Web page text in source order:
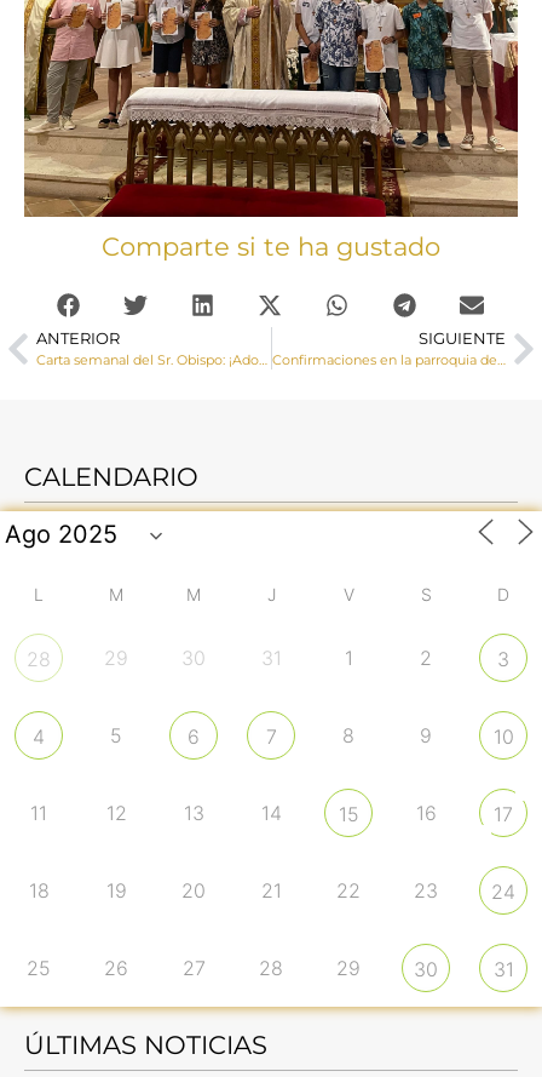
Comparte si te ha gustado
ANTERIOR
Carta semanal del Sr. Obispo: ¡Adorable misterio de amor y comunión!
SIGUIENTE
Confirmaciones en la parroquia de Mota del Cuervo
CALENDARIO
L M M J V S D
28 29 30 31 1 2 3
4 5 6 7 8 9 10
11 12 13 14 15 16 17
18 19 20 21 22 23 24
25 26 27 28 29 30 31
ÚLTIMAS NOTICIAS